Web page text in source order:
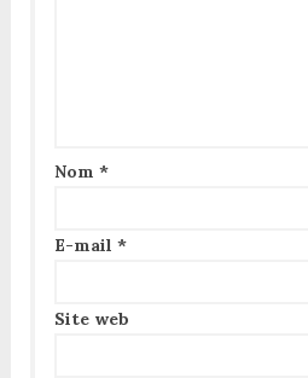
Nom *
E-mail *
Site web